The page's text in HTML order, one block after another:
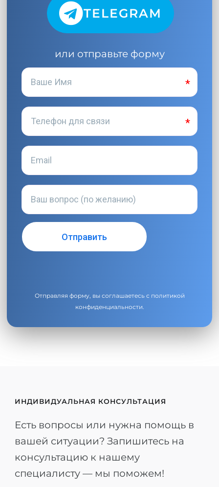
TELEGRAM
или отправьте форму
Отправляя форму, вы соглашаетесь с политикой
конфиденциальности.
ИНДИВИДУАЛЬНАЯ КОНСУЛЬТАЦИЯ
Есть вопросы или нужна помощь в
вашей ситуации? Запишитесь на
консультацию к нашему
специалисту — мы поможем!